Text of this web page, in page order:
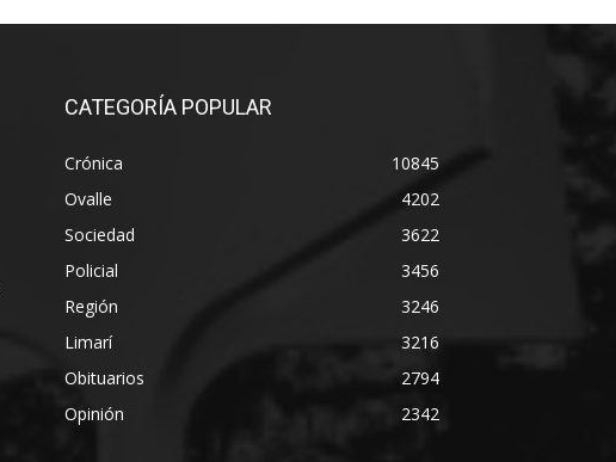
CATEGORÍA POPULAR
Crónica
10845
Ovalle
4202
Sociedad
3622
Policial
3456
Región
3246
Limarí
3216
Obituarios
2794
Opinión
2342